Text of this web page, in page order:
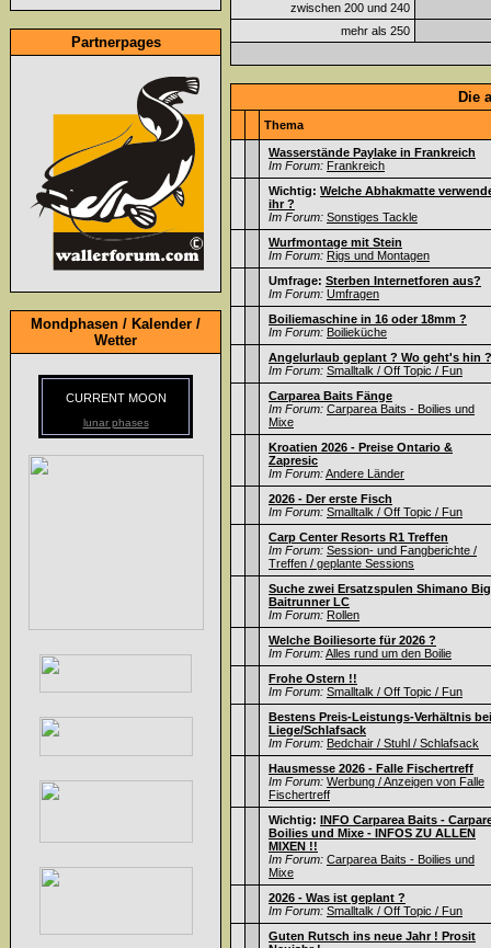
Partnerpages
Mondphasen / Kalender /
Wetter
CURRENT MOON
lunar phases
zwischen 200 und 240
mehr als 250
Die
Thema
Wasserstände Paylake in Frankreich
Im Forum: Frankreich
Wichtig: Welche Abhakmatte
ihr ?
Im Forum: Sonstiges Tackle
Wurfmontage mit Stein
Im Forum: Rigs und Montagen
Umfrage: Sterben Internetforen aus?
Im Forum: Umfragen
Boiliemaschine in 16 oder 18mm ?
Im Forum: Boilieküche
Angelurlaub geplant ? Wo geht's hin ?
Im Forum: Smalltalk / Off Topic / Fun
Carparea Baits Fänge
Im Forum: Carparea Baits - Boilies und
Mixe
Kroatien 2026 - Preise Ontario &
Zapresic
Im Forum:Andere Länder
2026 - Der erste Fisch
Im Forum: Smalltalk / Off Topic / Fun
Carp Center Resorts R1 Treffen
Im Forum: Session- und Fangberichte /
Treffen / geplante Sessions
Suche zwei Ersatzspulen Shimano Big
Baitrunner LC
Im Forum: Rollen
Welche Boiliesorte für 2026 ?
Im Forum:Alles rund um den Boilie
Frohe Ostern !!
Im Forum: Smalltalk / Off Topic / Fun
Bestens Preis-Leistungs-Verhältnis bei
Liege/Schlafsack
Im Forum: Bedchair / Stuhl / Schlafsack
Hausmesse 2026 - Falle Fischertreff
Im Forum: Werbung / Anzeigen von Falle
Fischertreff
Wichtig: INFO Carparea Baits -
Boilies und Mixe - INFOS ZU ALLEN
MIXEN !!
Im Forum: Carparea Baits - Boilies und
Mixe
2026 - Was ist geplant ?
Im Forum: Smalltalk / Off Topic / Fun
Guten Rutsch ins neue Jahr ! Prosit